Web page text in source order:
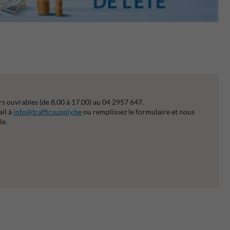
ouvrables (de 8.00 à 17.00) au 04 2957 647.
à info@trafficsupply.beou remplissez le formulaire et nous